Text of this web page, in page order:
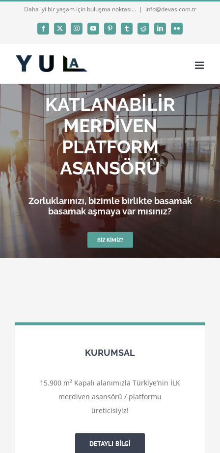
Daha iyi bir yaşam için buluşma noktası... | info@devas.com.tr
Facebook
X InstagramYouTubePinterestTumblrReddit LinkedInFlickr
KATLANABİLİR
MERDİVEN
PLATFORM
ASANSÖRÜ
Zorluklarınızı, bizimle birlikte basamak
basamak aşmaya var mısınız?
BIZ KIMIZ?
KURUMSAL
15.900 m² Kapalı alanımızla Türkiye’nin İLK
merdiven asansörü / platformu
üreticisiyiz!
DETAYLI BİLGİ